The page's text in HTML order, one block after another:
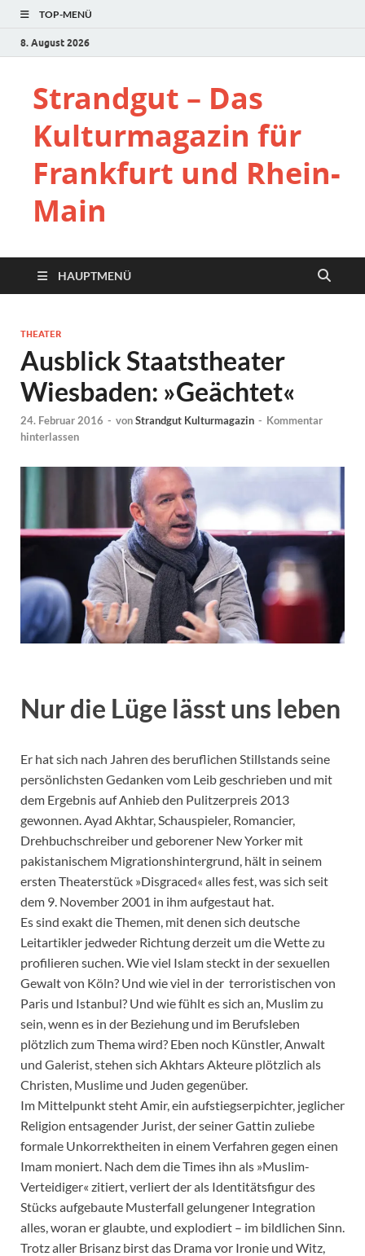
TOP-MENÜ
8. August 2026
Strandgut – Das
Kulturmagazin für
Frankfurt und Rhein-
Main
HAUPTMENÜ
THEATER
Ausblick Staatstheater
Wiesbaden: »Geächtet«
24. Februar 2016 - vonStrandgut Kulturmagazin - Kommentar
hinterlassen
Nur die Lüge lässt uns leben
Er hat sich nach Jahren des beruflichen Stillstands seine
persönlichsten Gedanken vom Leib geschrieben und mit
dem Ergebnis auf Anhieb den Pulitzerpreis 2013
gewonnen. Ayad Akhtar, Schauspieler, Romancier,
Drehbuchschreiber und geborener New Yorker mit
pakistanischem Migrationshintergrund, hält in seinem
ersten Theaterstück »Disgraced« alles fest, was sich seit
dem 9. November 2001 in ihm aufgestaut hat.
Es sind exakt die Themen, mit denen sich deutsche
Leitartikler jedweder Richtung derzeit um die Wette zu
profilieren suchen. Wie viel Islam steckt in der sexuellen
Gewalt von Köln? Und wie viel in der terroristischen von
Paris und Istanbul? Und wie fühlt es sich an, Muslim zu
sein, wenn es in der Beziehung und im Berufsleben
plötzlich zum Thema wird? Eben noch Künstler, Anwalt
und Galerist, stehen sich Akhtars Akteure plötzlich als
Christen, Muslime und Juden gegenüber.
Im Mittelpunkt steht Amir, ein aufstiegserpichter, jeglicher
Religion entsagender Jurist, der seiner Gattin zuliebe
formale Unkorrektheiten in einem Verfahren gegen einen
Imam moniert. Nach dem die Times ihn als »Muslim-
Verteidiger« zitiert, verliert der als Identitätsfigur des
Stücks aufgebaute Musterfall gelungener Integration
alles, woran er glaubte, und explodiert – im bildlichen Sinn.
Trotz aller Brisanz birst das Drama vor Ironie und Witz,